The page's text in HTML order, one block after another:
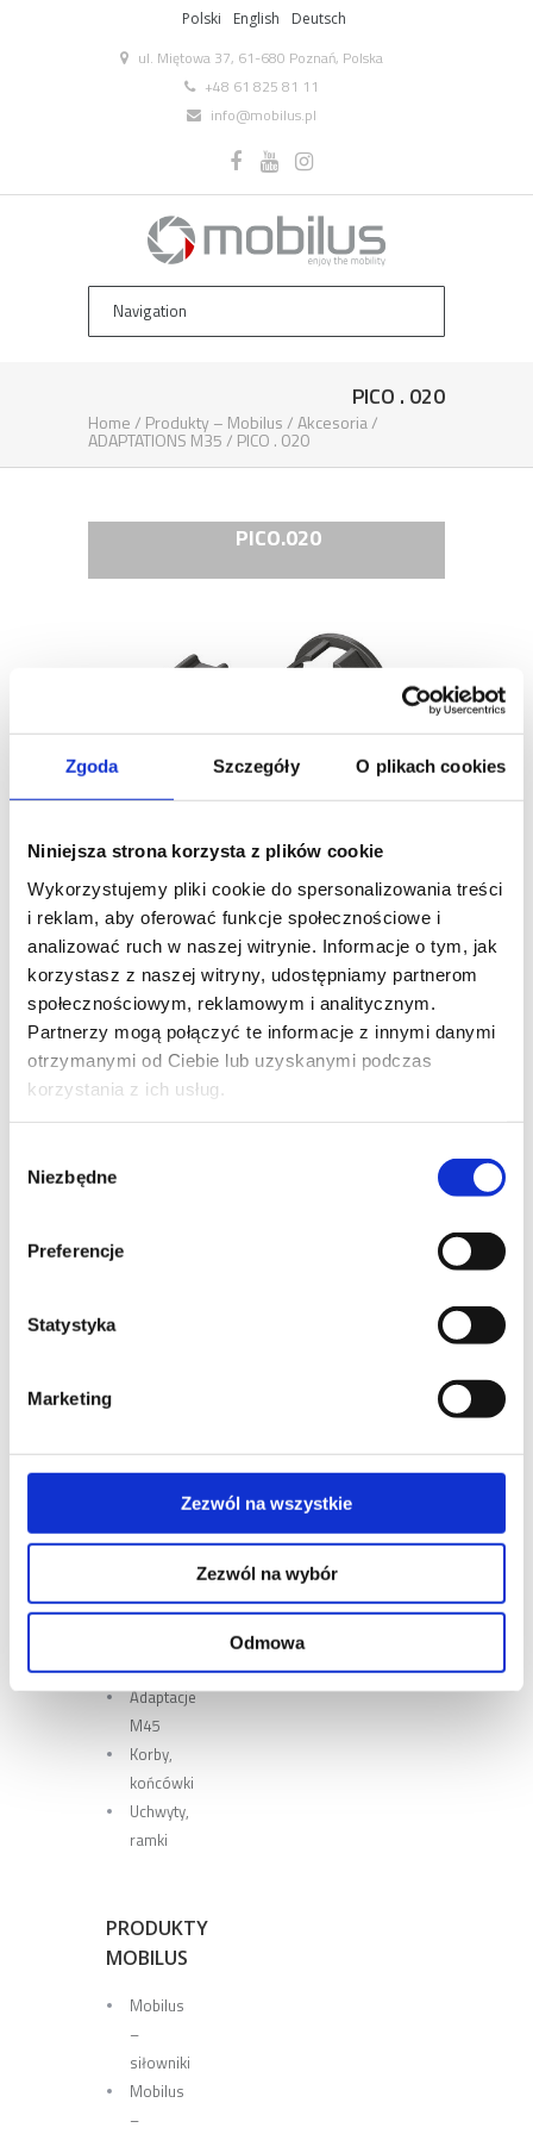
Zgoda Szczegóły O plikach cookies
Niniejsza strona korzysta z plików cookie
Wykorzystujemy pliki cookie do spersonalizowania treści
i reklam, aby oferować funkcje społecznościowe i
analizować ruch w naszej witrynie. Informacje o tym, jak
korzystasz z naszej witryny, udostępniamy partnerom
społecznościowym, reklamowym i analitycznym.
Partnerzy mogą połączyć te informacje z innymi danymi
otrzymanymi od Ciebie lub uzyskanymi podczas
korzystania z ich usług.
zgody
Niezbędne
Preferencje
Statystyka
Marketing
Zezwól na wszystkie
Zezwól na wybór
Odmowa
Polski English Deutsch
ul. Miętowa 37, 61-680 Poznań, Polska
+48 61 825 81 11
info@mobilus.pl
PICO . 020
Home/ Produkty – Mobilus/Akcesoria/
ADAPTATIONS M35/ PICO . 020
PICO.020
OPIS
ZABIERAK I ADAPTER DO RURY OŚMIOKĄTNEJ
40 MM
[ φ 63
M35
Adaptacje
M45
Korby,
końcówki
Uchwyty,
ramki
PRODUKTY
MOBILUS
Mobilus
–
siłowniki
Mobilus
–